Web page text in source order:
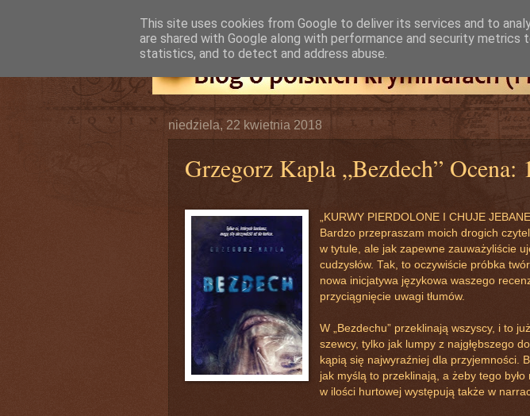
niedziela, 22 kwietnia 2018
Grzegorz Kapla „Bezdech” Ocena:
„KURWY PIERDOLONE I CHUJE
Bardzo przepraszam moich drogich
w tytule, ale jak zapewne zauważyliście
cudzysłów. Tak, to oczywiście próbka
nowa inicjatywa językowa waszego
przyciągnięcie uwagi tłumów.
W „Bezdechu” przeklinają wszyscy, i to
szewcy, tylko jak lumpy z najgłębszego
kąpią się najwyraźniej dla przyjemności.
jak myślą to przeklinają, a żeby tego było
w ilości hurtowej występują także w
This site uses cookies from Google to deliver its services and to
are shared with Google along with performance and security metrics
statistics, and to detect and address abuse.